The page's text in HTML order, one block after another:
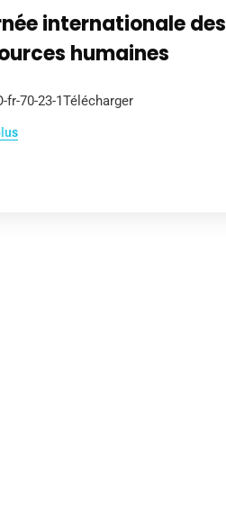
internationale des
humaines
fr-70-23-1Télécharger